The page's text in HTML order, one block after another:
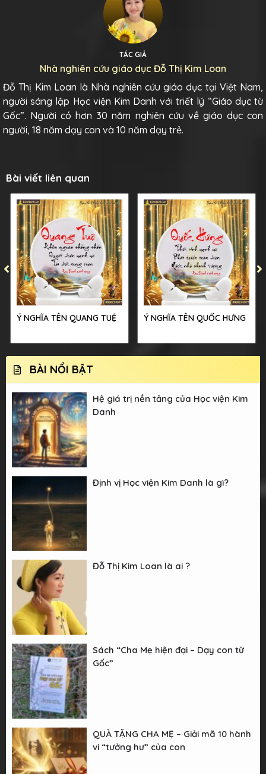
TÁC GIẢ
Nhà nghiên cứu giáo dục Đỗ Thị Kim Loan
Đỗ Thị Kim Loan là Nhà nghiên cứu giáo dục tại Việt Nam,
người sáng lập Học viện Kim Danh với triết lý “Giáo dục từ
Gốc”. Người có hơn 30 năm nghiên cứu về giáo dục con
người, 18 năm dạy con và 10 năm dạy trẻ.
Bài viết liên quan
Ý NGHĨA TÊN QUANG TUỆ Ý NGHĨA TÊN QUỐC HƯNG
BÀI NỔI BẬT
Hệ giá trị nền tảng của Học viện Kim
Danh
Định vị Học viện Kim Danh là gì?
Đỗ Thị Kim Loan là ai ?
Sách “Cha Mẹ hiện đại – Dạy con từ
Gốc”
QUÀ TẶNG CHA MẸ – Giải mã 10 hành
vi “tưởng hư” của con